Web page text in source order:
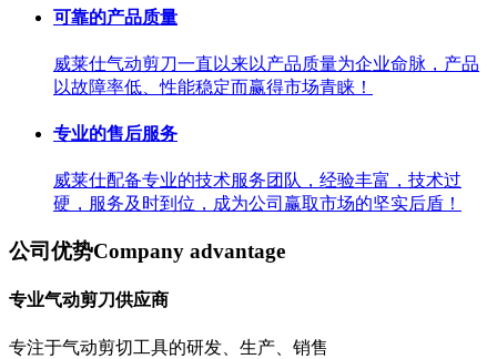
可靠的产品质量
威莱仕气动剪刀一直以来以产品质量为企业命脉，产品
以故障率低、性能稳定而赢得市场青睐！
专业的售后服务
威莱仕配备专业的技术服务团队，经验丰富，技术过
硬，服务及时到位，成为公司赢取市场的坚实后盾！
公司优势Company advantage
专业气动剪刀供应商
专注于气动剪切工具的研发、生产、销售